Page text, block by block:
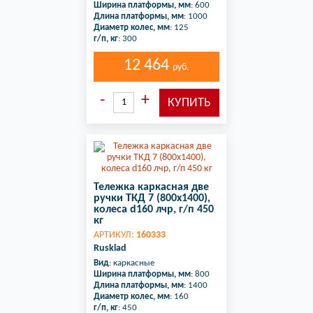
Ширина платформы, мм: 600
Длина платформы, мм: 1000
Диаметр колес, мм: 125
г/п, кг: 300
12 464 руб.
Тележка каркасная две
ручки ТКД 7 (800х1400),
колеса d160 лчр, г/п 450
кг
АРТИКУЛ: 160333
Rusklad
Вид: каркасные
Ширина платформы, мм: 800
Длина платформы, мм: 1400
Диаметр колес, мм: 160
г/п, кг: 450